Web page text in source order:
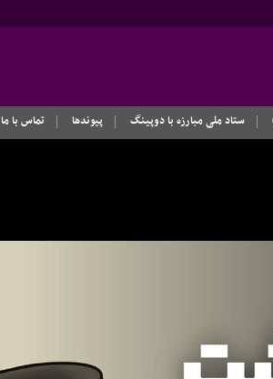
ستاد ملی مبارزه با دوپینگ پیوندها تماس با ما